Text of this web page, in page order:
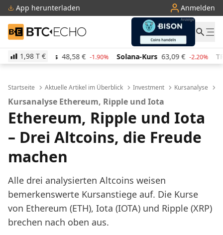
App herunterladen Anmelden
BTC-ECHO
1,98 T €
48,58 € -1.90% Solana-Kurs 63,09 € -2.20% TRON-Kurs
Startseite Aktuelle Artikel im Überblick Investment Kursanalyse
Kursanalyse Ethereum, Ripple und Iota
Ethereum, Ripple und Iota
– Drei Altcoins, die Freude
machen
Alle drei analysierten Altcoins weisen
bemerkenswerte Kursanstiege auf. Die Kurse
von Ethereum (ETH), Iota (IOTA) und Ripple (XRP)
brechen nach oben aus.